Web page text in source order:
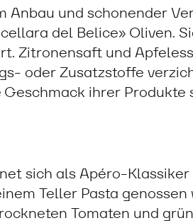
Anbau und schonender
del Belice» Oliven.
Zitronensaft und
oder Zusatzstoffe
ihrer Produkte
sich als Apéro-
Teller Pasta
Tomaten und